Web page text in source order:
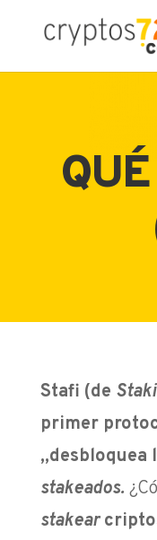
Stafi (de
primer
„desbloquea
stakeados.
stakear